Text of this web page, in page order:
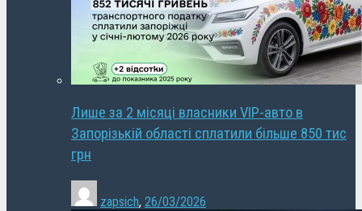
Лише за 2 місяці власники VIP-авто в
Запорізькій області сплатили більше 850 тис
грн
zapsich, 26/03/2026